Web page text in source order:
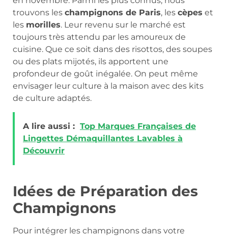
trouvons les champignons de Paris, les cèpes et
les morilles. Leur revenu sur le marché est
toujours très attendu par les amoureux de
cuisine. Que ce soit dans des risottos, des soupes
ou des plats mijotés, ils apportent une
profondeur de goût inégalée. On peut même
envisager leur culture à la maison avec des kits
de culture adaptés.
A lire aussi : Top Marques Françaises de
Lingettes Démaquillantes Lavables à
Découvrir
Idées de Préparation des
Champignons
Pour intégrer les champignons dans votre